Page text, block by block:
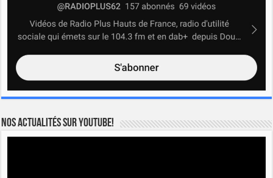
Nos actualités sur YOUTUBE!